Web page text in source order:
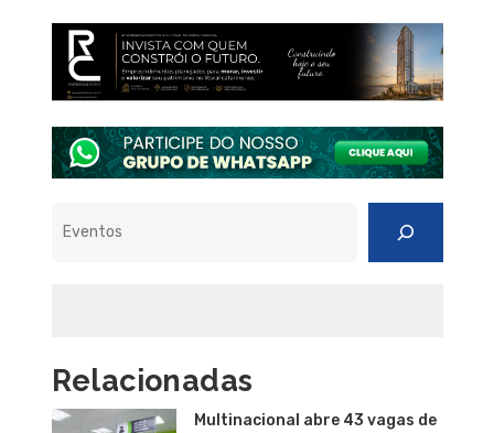
Relacionadas
Multinacional abre 43 vagas de